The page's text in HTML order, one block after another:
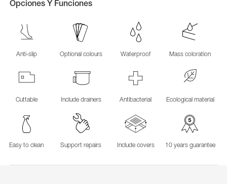
Opciones Y Funciones
Anti-slip Optional colours Waterproof Mass coloration
Cuttable Include drainers Antibacterial Ecological material
Easy to clean Support repairs Include covers 10 years guarantee